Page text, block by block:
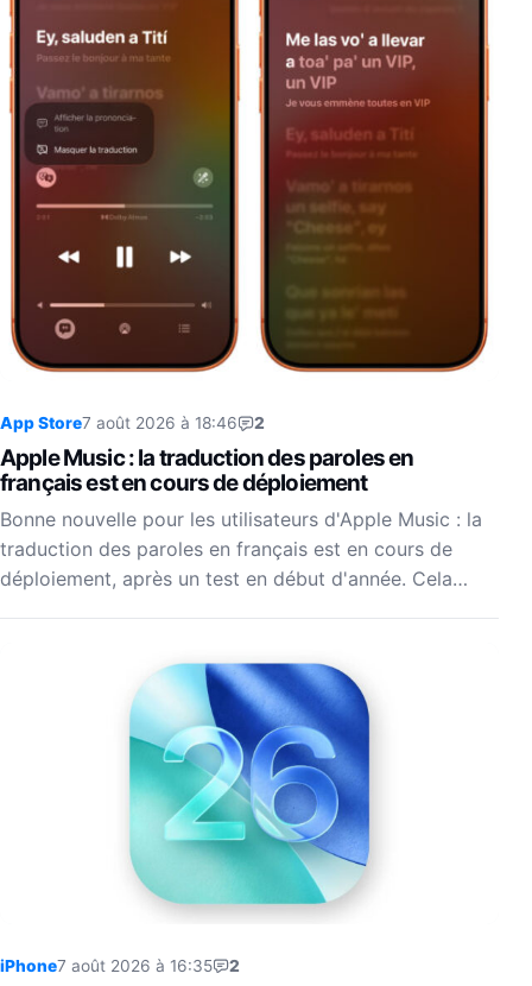
App Store7 août 2026 à 18:46 2
Apple Music : la traduction des paroles en
français est en cours de déploiement
Bonne nouvelle pour les utilisateurs d'Apple Music : la
traduction des paroles en français est en cours de
déploiement, après un test en début d'année. Cela…
iPhone7 août 2026 à 16:35 2